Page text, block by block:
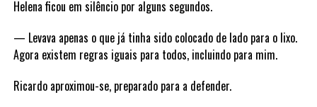
Helena ficou em silêncio por alguns segundos.
— Levava apenas o que já tinha sido colocado de lado para o lixo.
Agora existem regras iguais para todos, incluindo para mim.
Ricardo aproximou-se, preparado para a defender.